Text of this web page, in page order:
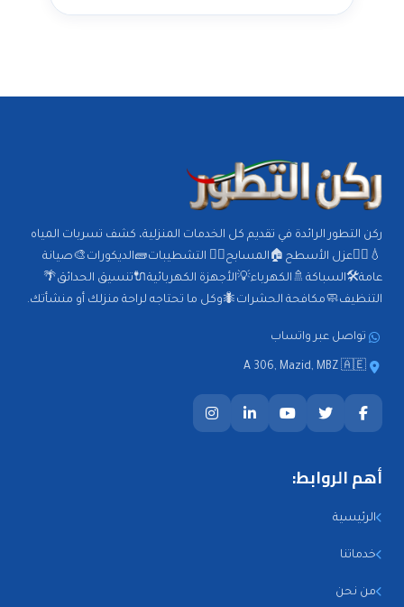
ركن التطور الرائدة في تقديم كل الخدمات المنزلية، كشف تسربات المياه
💧🕵️‍♂️عزل الأسطح🏠المسابح🏊‍♂️ التشطيبات🧱الديكورات🎨صيانة
عامة🛠️السباكة🚿الكهرباء💡الأجهزة الكهربائية🔌تنسيق الحدائق🌴
التنظيف🧼مكافحة الحشرات🐜وكل ما تحتاجه لراحة منزلك أو منشأتك.
تواصل عبر واتساب
A 306, Mazid, MBZ 🇦🇪
أهم الروابط:
الرئيسية
خدماتنا
من نحن